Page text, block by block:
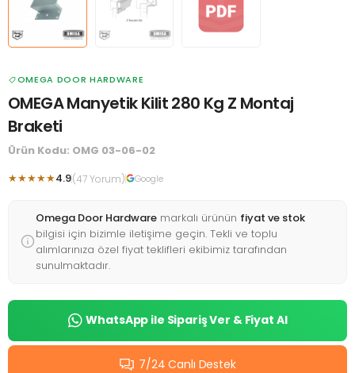
OMEGA DOOR HARDWARE
OMEGA Manyetik Kilit 280 Kg Z Montaj
Braketi
Ürün Kodu: OMG 03-06-02
★★★★★4.9(47 Yorum) Google
Omega Door Hardware markalı ürünün fiyat ve stok
bilgisi için bizimle iletişime geçin. Tekli ve toplu
alımlarınıza özel fiyat teklifleri ekibimiz tarafından
sunulmaktadır.
WhatsApp ile Sipariş Ver & Fiyat Al
7/24 Canlı Destek